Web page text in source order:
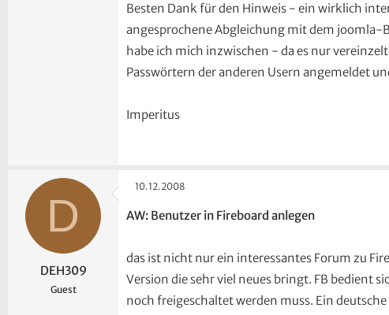
Besten Dank für den Hinweis - ein wirklich
angesprochene Abgleichung mit dem
habe ich mich inzwischen - da es nur
Passwörtern der anderen Usern angemeldet
Imperitus
D
DEH309
Guest
10.12.2008
AW: Benutzer in Fireboard anlegen
das ist nicht nur ein interessantes Forum zu
Version die sehr viel neues bringt. FB bedient
noch freigeschaltet werden muss. Ein